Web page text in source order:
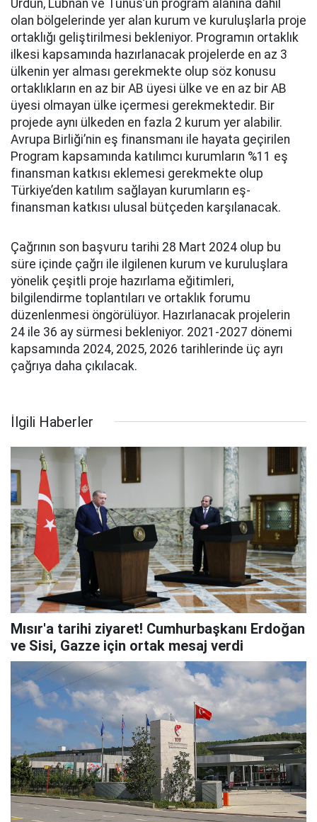
Ürdün, Lübnan ve Tunus’un program alanına dahil
olan bölgelerinde yer alan kurum ve kuruluşlarla proje
ortaklığı geliştirilmesi bekleniyor. Programın ortaklık
ilkesi kapsamında hazırlanacak projelerde en az 3
ülkenin yer alması gerekmekte olup söz konusu
ortaklıkların en az bir AB üyesi ülke ve en az bir AB
üyesi olmayan ülke içermesi gerekmektedir. Bir
projede aynı ülkeden en fazla 2 kurum yer alabilir.
Avrupa Birliği’nin eş finansmanı ile hayata geçirilen
Program kapsamında katılımcı kurumların %11 eş
finansman katkısı eklemesi gerekmekte olup
Türkiye’den katılım sağlayan kurumların eş-
finansman katkısı ulusal bütçeden karşılanacak.
Çağrının son başvuru tarihi 28 Mart 2024 olup bu
süre içinde çağrı ile ilgilenen kurum ve kuruluşlara
yönelik çeşitli proje hazırlama eğitimleri,
bilgilendirme toplantıları ve ortaklık forumu
düzenlenmesi öngörülüyor. Hazırlanacak projelerin
24 ile 36 ay sürmesi bekleniyor. 2021-2027 dönemi
kapsamında 2024, 2025, 2026 tarihlerinde üç ayrı
çağrıya daha çıkılacak.
İlgili Haberler
Mısır'a tarihi ziyaret! Cumhurbaşkanı Erdoğan
ve Sisi, Gazze için ortak mesaj verdi